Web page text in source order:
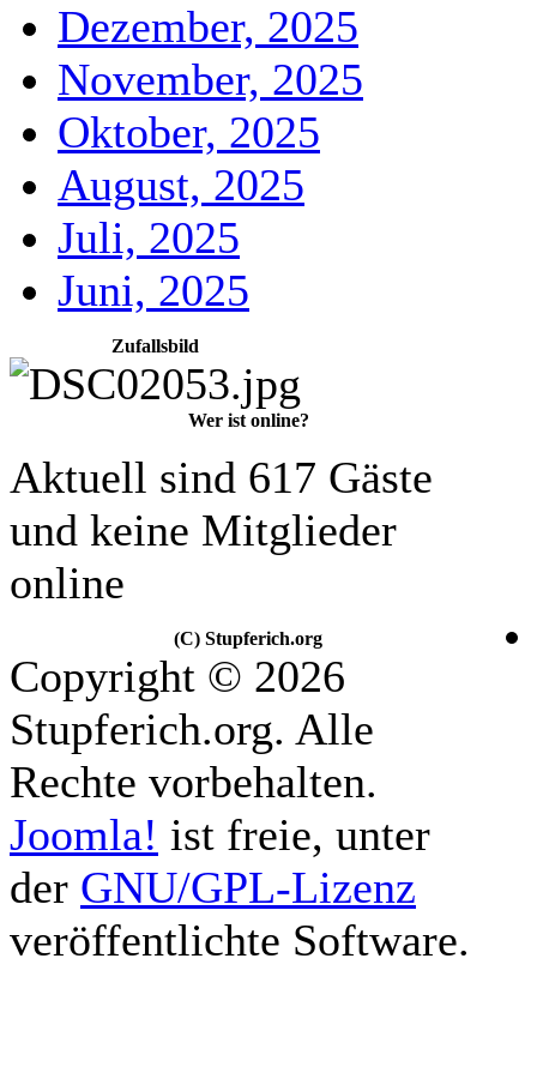
Dezember, 2025
November, 2025
Oktober, 2025
August, 2025
Juli, 2025
Juni, 2025
Zufallsbild
Wer ist online?
Aktuell sind 617 Gäste
und keine Mitglieder
online
(C) Stupferich.org
Copyright © 2026
Stupferich.org. Alle
Rechte vorbehalten.
Joomla! ist freie, unter
der GNU/GPL-Lizenz
veröffentlichte Software.